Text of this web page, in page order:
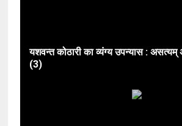
यशवन्त कोठारी का व्यंग्य उपन्यास :
(3)